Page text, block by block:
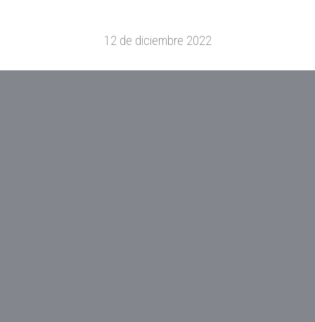
12 de diciembre 2022